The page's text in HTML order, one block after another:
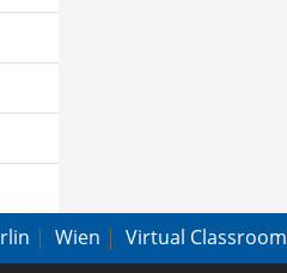
| Wien | Virtual Classroom